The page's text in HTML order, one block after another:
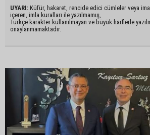
UYARI: Küfür, hakaret, rencide edici cümleler veya
içeren, imla kuralları ile yazılmamış,
Türkçe karakter kullanılmayan ve büyük harflerle
onaylanmamaktadır.